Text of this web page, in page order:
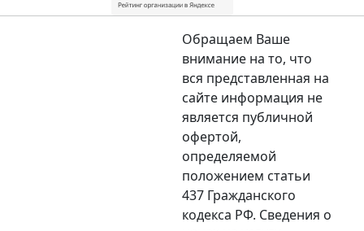
Обращаем Ваше
внимание на то, что
вся представленная на
сайте информация не
является публичной
офертой,
определяемой
положением статьи
437 Гражданского
кодекса РФ. Сведения о